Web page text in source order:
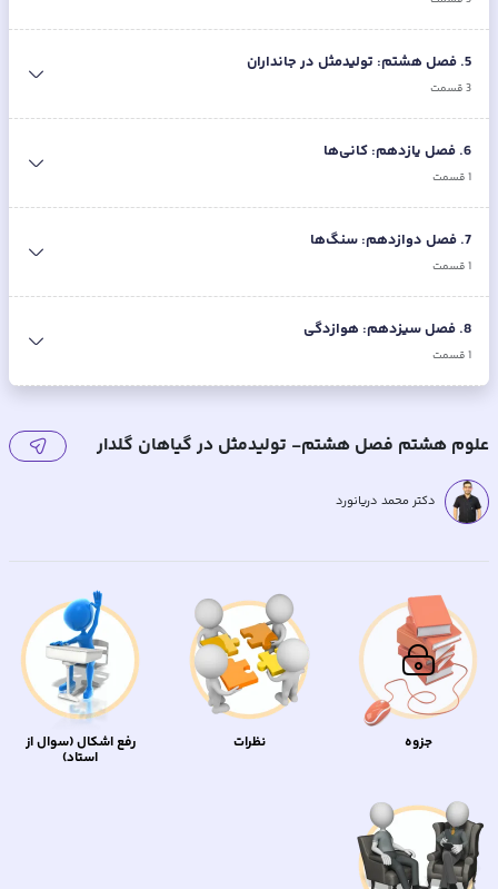
5
. فصل هشتم: تولیدمثل در جانداران
3قسمت
6
. فصل یازدهم: کانی‌ها
1قسمت
7
. فصل دوازدهم: سنگ‌ها
1قسمت
8
. فصل سیزدهم: هوازدگی
1قسمت
علوم هشتم فصل هشتم- تولیدمثل در گیاهان گلدار
دکتر محمد دریانورد
جزوه نظرات رفع اشکال (سوال از
استاد)